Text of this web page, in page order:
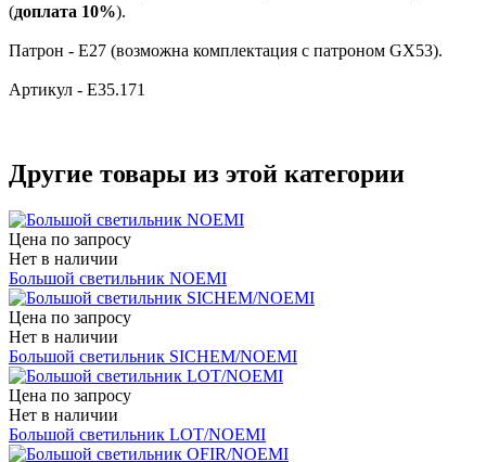
(доплата 10%).
Патрон - Е27 (возможна комплектация с патроном GX53).
Артикул - E35.171
Другие товары из этой категории
Цена по запросу
Нет в наличии
Большой светильник NOEMI
Цена по запросу
Нет в наличии
Большой светильник SICHEM/NOEMI
Цена по запросу
Нет в наличии
Большой светильник LOT/NOEMI